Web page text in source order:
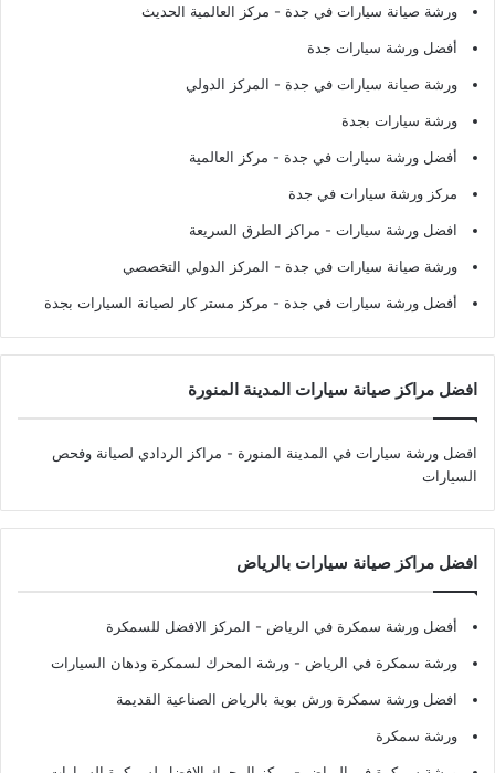
ورشة صيانة سيارات في جدة - مركز العالمية الحديث
أفضل ورشة سيارات جدة
ورشة صيانة سيارات في جدة - المركز الدولي
ورشة سيارات بجدة
أفضل ورشة سيارات في جدة - مركز العالمية
مركز ورشة سيارات في جدة
افضل ورشة سيارات - مراكز الطرق السريعة
ورشة صيانة سيارات في جدة - المركز الدولي التخصصي
أفضل ورشة سيارات في جدة - مركز مستر كار لصيانة السيارات بجدة
افضل مراكز صيانة سيارات المدينة المنورة
افضل ورشة سيارات في المدينة المنورة - مراكز الردادي لصيانة وفحص
السيارات
افضل مراكز صيانة سيارات بالرياض
أفضل ورشة سمكرة في الرياض - المركز الافضل للسمكرة
ورشة سمكرة في الرياض - ورشة المحرك لسمكرة ودهان السيارات
افضل ورشة سمكرة ورش بوية بالرياض الصناعية القديمة
ورشة سمكرة